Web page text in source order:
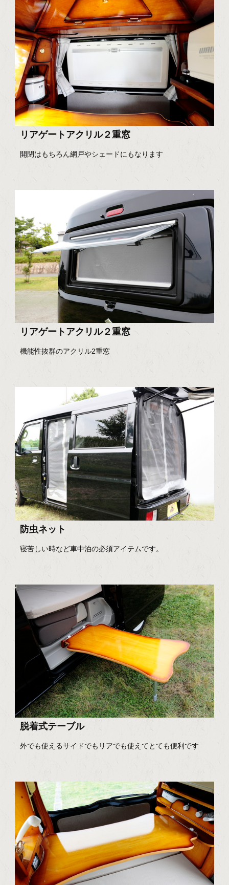
リアゲートアクリル２重窓
開閉はもちろん網戸やシェードにもなります
リアゲートアクリル２重窓
機能性抜群のアクリル2重窓
防虫ネット
寝苦しい時など車中泊の必須アイテムです。
脱着式テーブル
外でも使えるサイドでもリアでも使えてとても便利です